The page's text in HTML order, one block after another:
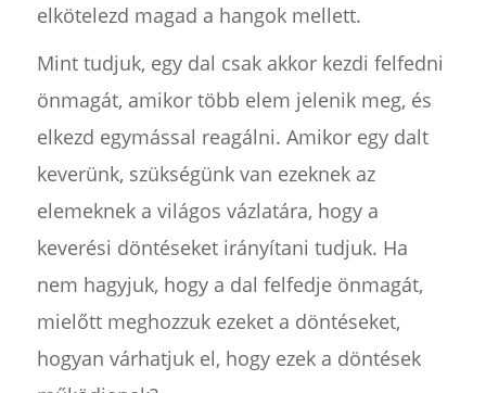
elkötelezd magad a hangok mellett.
Mint tudjuk, egy dal csak akkor kezdi felfedni
önmagát, amikor több elem jelenik meg, és
elkezd egymással reagálni. Amikor egy dalt
keverünk, szükségünk van ezeknek az
elemeknek a világos vázlatára, hogy a
keverési döntéseket irányítani tudjuk. Ha
nem hagyjuk, hogy a dal felfedje önmagát,
mielőtt meghozzuk ezeket a döntéseket,
hogyan várhatjuk el, hogy ezek a döntések